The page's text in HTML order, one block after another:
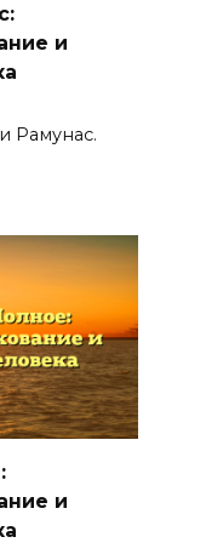
и
Рамунас.
и